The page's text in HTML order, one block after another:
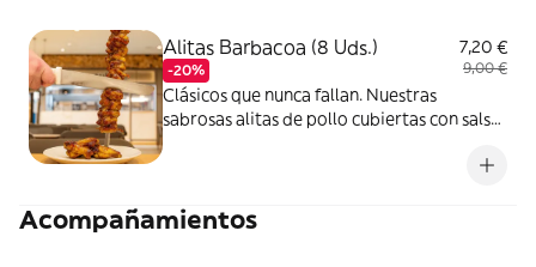
Alitas Barbacoa (8 Uds.)
-20%
7,20 €
9,00 €
Clásicos que nunca fallan. Nuestras
sabrosas alitas de pollo cubiertas con salsa
Acompañamientos